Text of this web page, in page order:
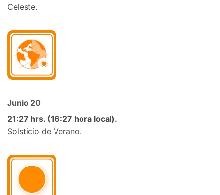
Celeste.
Junio 20
21:27 hrs. (16:27 hora local).
Solsticio de Verano.